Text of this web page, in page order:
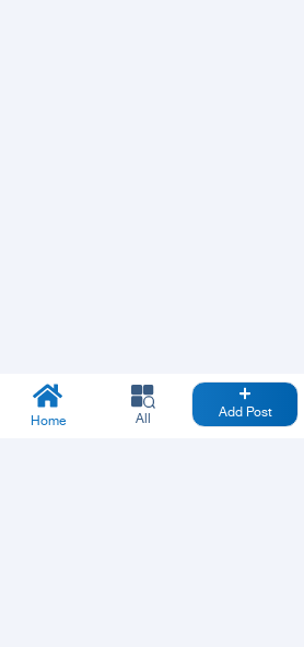
Home All Add Post